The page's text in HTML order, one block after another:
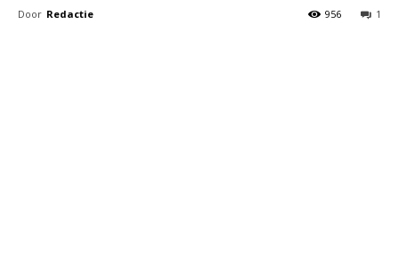
Door Redactie 1
956